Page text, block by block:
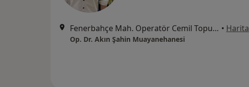
Fenerbahçe Mah. Operatör Cemil Topuzlu Cd. No:25 Yosun Apt. Kat:1 Daire:2, İstanbul • Harita
Op. Dr. Akın Şahin Muayanehanesi